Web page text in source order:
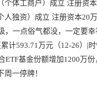
个体工商户）成立 注册资
人独资）成立 注册资本20
一点俗气都没，一定要幸
计593.71万元（12-26）|
ETF基金份额增加1200万
一停牌！